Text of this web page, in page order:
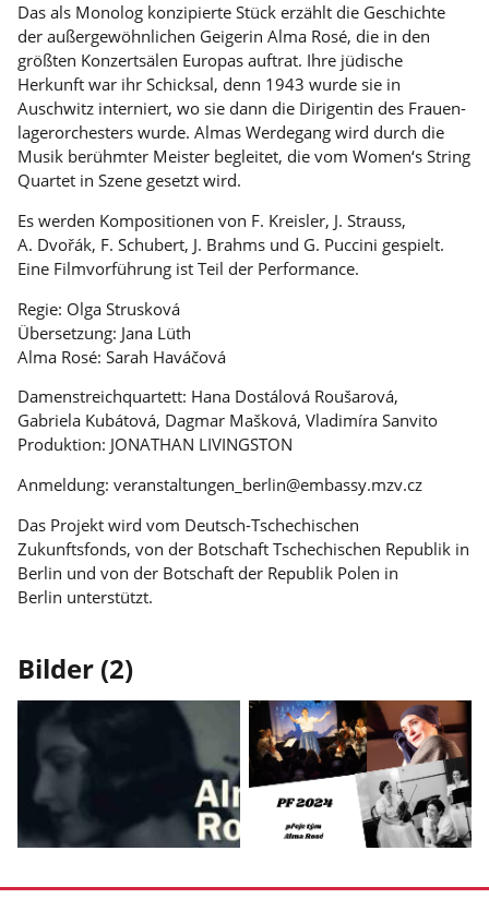
Das als Monolog konzipierte Stück erzählt die Geschichte
der außergewöhnlichen Geigerin Alma Rosé, die in den
größten Konzertsälen Europas auftrat. Ihre jüdische
Herkunft war ihr Schicksal, denn 1943 wurde sie in
Auschwitz interniert, wo sie dann die Dirigentin des Frauen-
lagerorchesters wurde. Almas Werdegang wird durch die
Musik berühmter Meister begleitet, die vom Women‘s String
Quartet in Szene gesetzt wird.
Es werden Kompositionen von F. Kreisler, J. Strauss,
A. Dvořák, F. Schubert, J. Brahms und G. Puccini gespielt.
Eine Filmvorführung ist Teil der Performance.
Regie: Olga Strusková
Übersetzung: Jana Lüth
Alma Rosé: Sarah Haváčová
Damenstreichquartett: Hana Dostálová Roušarová,
Gabriela Kubátová, Dagmar Mašková, Vladimíra Sanvito
Produktion: JONATHAN LIVINGSTON
Anmeldung: veranstaltungen_berlin@embassy.mzv.cz
Das Projekt wird vom Deutsch-Tschechischen
Zukunftsfonds, von der Botschaft Tschechischen Republik in
Berlin und von der Botschaft der Republik Polen in
Berlin unterstützt.
Bilder (2)
1
2